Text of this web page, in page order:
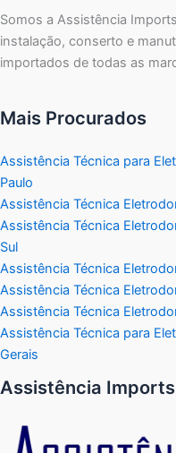
Somos a Assistência
instalação, conserto e
importados de todas as
Mais Procurados
Assistência Técnica para
Paulo
Assistência Técnica
Assistência Técnica
Sul
Assistência Técnica
Assistência Técnica
Assistência Técnica
Assistência Técnica para
Gerais
Assistência Imports